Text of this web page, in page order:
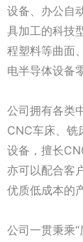
设备、办公自
具加工的科技
程塑料等曲面
电半导体设备
公司拥有各类
CNC车床、铣
设备，擅长
亦可以配合客
优质低成本的
公司一贯秉乘